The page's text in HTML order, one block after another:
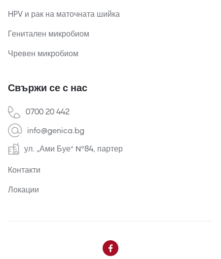
HPV и рак на маточната шийка
Генитален микробиом
Чревен микробиом
Свържи се с нас
0700 20 442
info@genica.bg
ул. „Ами Буе“ №84, партер
Контакти
Локации
